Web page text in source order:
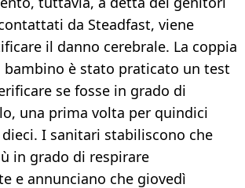
da Steadfast, viene
il danno cerebrale. La coppia
bambino è stato praticato un test
se fosse in grado di
una prima volta per quindici
I sanitari stabiliscono che
in grado di respirare
e annunciano che giovedì